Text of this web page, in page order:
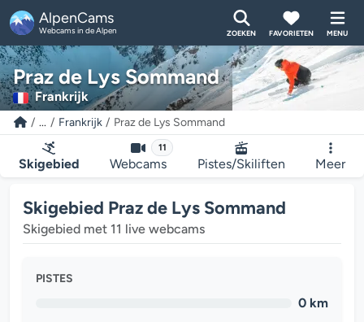
AlpenCams
Webcams in de Alpen ZOEKEN FAVORIETEN MENU
Praz de Lys Sommand
Frankrijk
... Frankrijk Praz de Lys Sommand
Skigebied
11
Webcams Pistes/Skiliften Meer
Skigebied Praz de Lys Sommand
Skigebied met 11 live webcams
PISTES
0 km